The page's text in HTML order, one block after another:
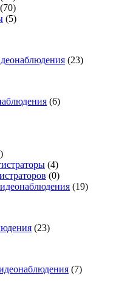
(70)
(5)
(23)
(6)
(4)
(0)
(19)
(23)
(7)